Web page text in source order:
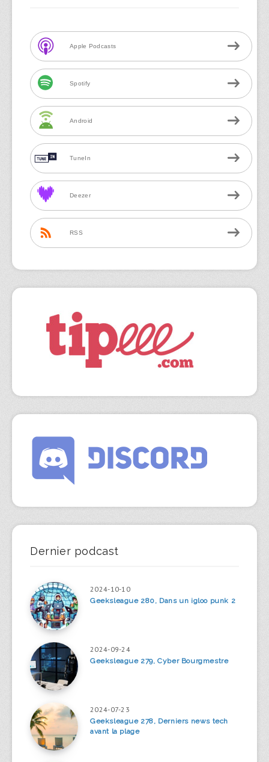
Apple Podcasts
Spotify
Android
TuneIn
Deezer
RSS
Dernier podcast
2024-10-10
Geeksleague 280, Dans un igloo punk 2
2024-09-24
Geeksleague 279, Cyber Bourgmestre
2024-07-23
Geeksleague 278, Derniers news tech
avant la plage